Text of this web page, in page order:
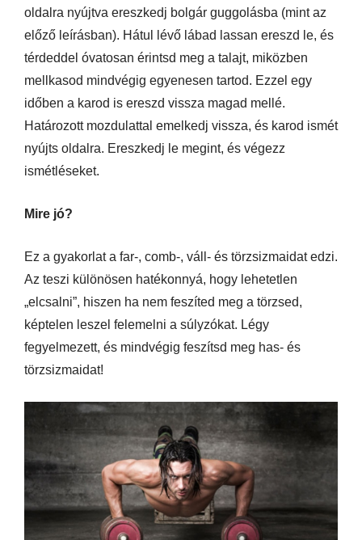
oldalra nyújtva ereszkedj bolgár guggolásba (mint az
előző leírásban). Hátul lévő lábad lassan ereszd le, és
térdeddel óvatosan érintsd meg a talajt, miközben
mellkasod mindvégig egyenesen tartod. Ezzel egy
időben a karod is ereszd vissza magad mellé.
Határozott mozdulattal emelkedj vissza, és karod ismét
nyújts oldalra. Ereszkedj le megint, és végezz
ismétléseket.
Mire jó?
Ez a gyakorlat a far-, comb-, váll- és törzsizmaidat edzi.
Az teszi különösen hatékonnyá, hogy lehetetlen
„elcsalni”, hiszen ha nem feszíted meg a törzsed,
képtelen leszel felemelni a súlyzókat. Légy
fegyelmezett, és mindvégig feszítsd meg has- és
törzsizmaidat!